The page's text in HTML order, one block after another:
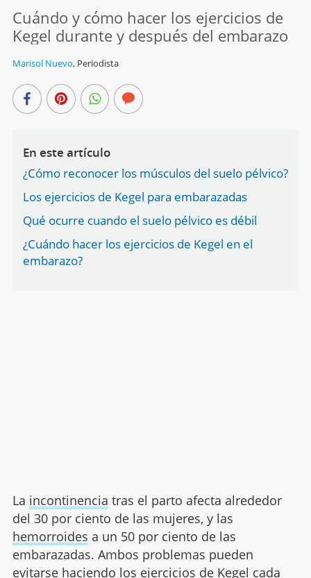
Cuándo y cómo hacer los ejercicios de
Kegel durante y después del embarazo
Marisol Nuevo, Periodista
En este artículo
¿Cómo reconocer los músculos del suelo pélvico?
Los ejercicios de Kegel para embarazadas
Qué ocurre cuando el suelo pélvico es débil
¿Cuándo hacer los ejercicios de Kegel en el
embarazo?
La incontinencia tras el parto afecta alrededor
del 30 por ciento de las mujeres, y las
hemorroides a un 50 por ciento de las
embarazadas. Ambos problemas pueden
evitarse haciendo los ejercicios de Kegel cada